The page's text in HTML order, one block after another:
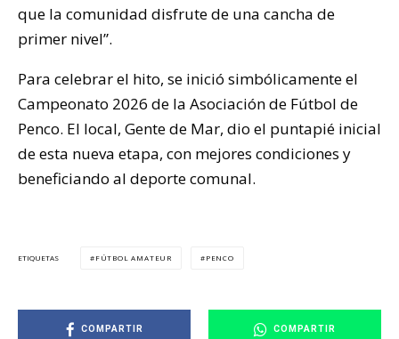
que la comunidad disfrute de una cancha de
primer nivel”.
Para celebrar el hito, se inició simbólicamente el
Campeonato 2026 de la Asociación de Fútbol de
Penco. El local, Gente de Mar, dio el puntapié inicial
de esta nueva etapa, con mejores condiciones y
beneficiando al deporte comunal.
ETIQUETAS FÚTBOL AMATEUR PENCO
COMPARTIR COMPARTIR